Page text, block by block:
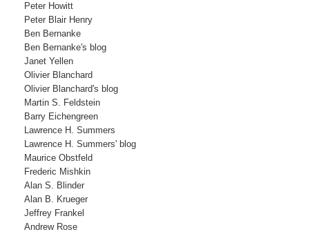
Peter Howitt
Peter Blair Henry
Ben Bernanke
Ben Bernanke's blog
Janet Yellen
Olivier Blanchard
Olivier Blanchard's blog
Martin S. Feldstein
Barry Eichengreen
Lawrence H. Summers
Lawrence H. Summers' blog
Maurice Obstfeld
Frederic Mishkin
Alan S. Blinder
Alan B. Krueger
Jeffrey Frankel
Andrew Rose